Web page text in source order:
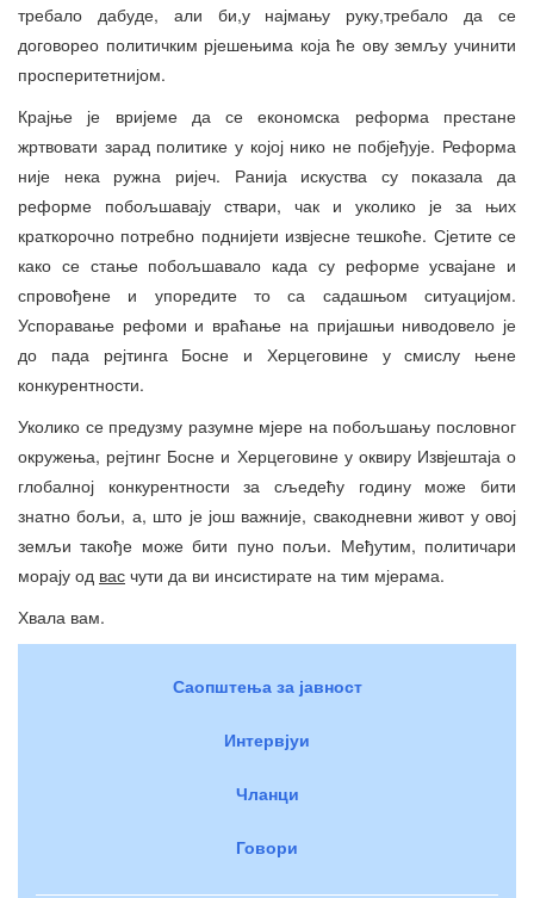
требало дабуде, али би,у најмању руку,требало да се
договорео политичким рјешењима која ће ову земљу учинити
просперитетнијом.
Крајње је вријеме да се економска реформа престане
жртвовати зарад политике у којој нико не побјеђује. Реформа
није нека ружна ријеч. Ранија искуства су показала да
реформе побољшавају ствари, чак и уколико је за њих
краткорочно потребно поднијети извјесне тешкоће. Сјетите се
како се стање побољшавало када су реформе усвајане и
спровођене и упоредите то са садашњом ситуацијом.
Успоравање рефоми и враћање на пријашњи ниводовело је
до пада рејтинга Босне и Херцеговине у смислу њене
конкурентности.
Уколико се предузму разумне мјере на побољшању пословног
окружења, рејтинг Босне и Херцеговине у оквиру Извјештаја о
глобалној конкурентности за сљедећу годину може бити
знатно бољи, а, што је још важније, свакодневни живот у овој
земљи такође може бити пуно пољи. Међутим, политичари
морају од вас чути да ви инсистирате на тим мјерама.
Хвала вам.
Саопштења за јавност
Интервјуи
Чланци
Говори